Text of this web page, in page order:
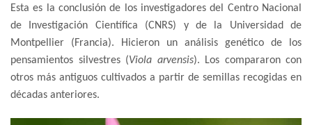
Esta es la conclusión de los investigadores del Centro Nacional
de Investigación Científica (CNRS) y de la Universidad de
Montpellier (Francia). Hicieron un análisis genético de los
pensamientos silvestres (Viola arvensis). Los compararon con
otros más antiguos cultivados a partir de semillas recogidas en
décadas anteriores.